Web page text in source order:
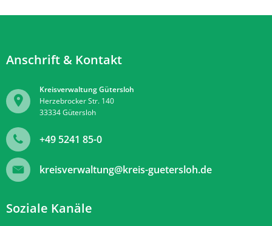
Anschrift & Kontakt
Kreisverwaltung Gütersloh
Herzebrocker Str. 140
33334Gütersloh
+49 5241 85-0
kreisverwaltung@kreis-guetersloh.de
Soziale Kanäle